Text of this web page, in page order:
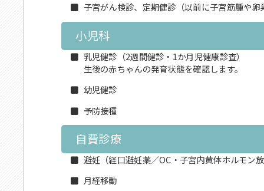
子宮がん検診、定期健診（以前に子宮筋腫や
小児科
乳児健診（2週間健診・1か月児健康診査）
生後の赤ちゃんの発育状態を確認します。
幼児健診
予防接種
自費診療
避妊（経口避妊薬／OC・子宮内黄体ホルモン
月経移動